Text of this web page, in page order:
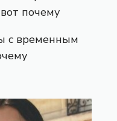
с временным